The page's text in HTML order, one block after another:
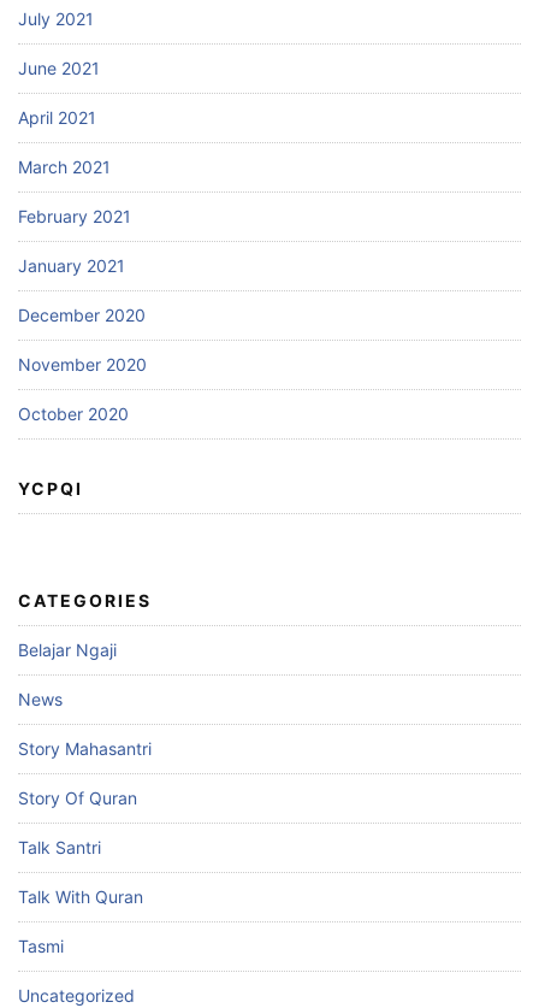
July 2021
June 2021
April 2021
March 2021
February 2021
January 2021
December 2020
November 2020
October 2020
YCPQI
CATEGORIES
Belajar Ngaji
News
Story Mahasantri
Story Of Quran
Talk Santri
Talk With Quran
Tasmi
Uncategorized